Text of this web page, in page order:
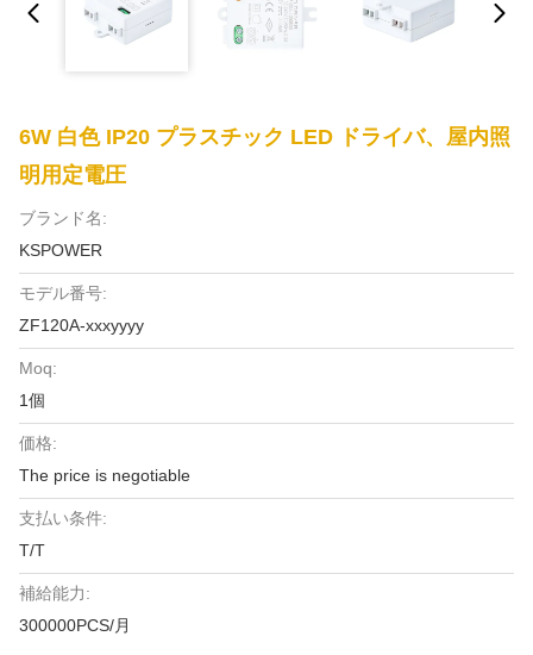
6W 白色 IP20 プラスチック LED ドライバ、屋内照
明用定電圧
ブランド名:
KSPOWER
モデル番号:
ZF120A-xxxyyyy
Moq:
1個
価格:
The price is negotiable
支払い条件:
T/T
補給能力:
300000PCS/月